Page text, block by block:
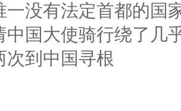
一没有法定首都的国
中国大使骑行绕了几
次到中国寻根